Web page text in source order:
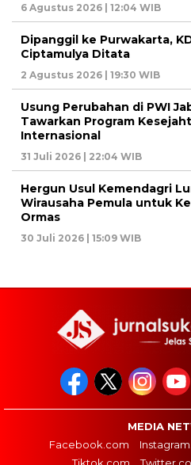
6 Agustus 2026 | 12:04 WIB
Dipanggil ke Purwakarta,
Ciptamulya Ditata
2 Agustus 2026 | 19:30 WIB
Usung Perubahan di PWI
Tawarkan Program
Internasional
31 Juli 2026 | 22:04 WIB
Hergun Usul Kemendagri
Wirausaha Pemula untuk
Ormas
30 Juli 2026 | 15:09 WIB
MEDIA
Facebook.com
Tiktok.com